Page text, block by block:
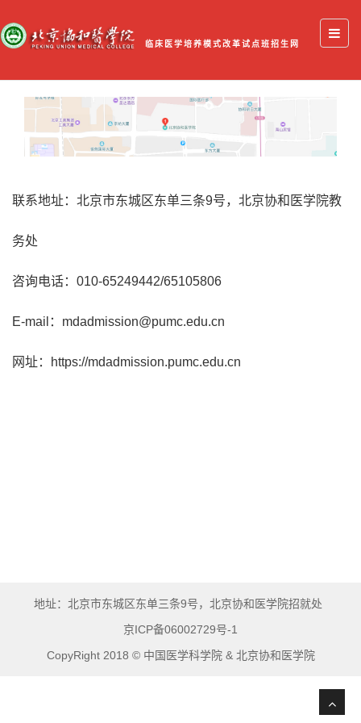
临床医学培养模式改革试点班招生网
联系地址：北京市东城区东单三条9号，北京协和医学院教
务处
咨询电话：010-65249442/65105806
E-mail：mdadmission@pumc.edu.cn
网址：https://mdadmission.pumc.edu.cn
地址：北京市东城区东单三条9号，北京协和医学院招就处
京ICP备06002729号-1
CopyRight 2018 © 中国医学科学院 & 北京协和医学院